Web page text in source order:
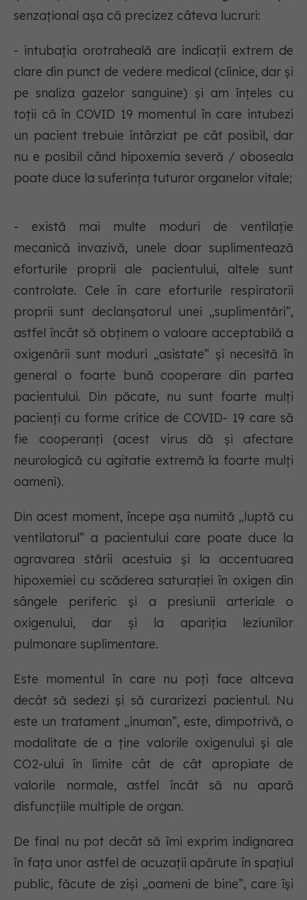
senzațional așa că precizez câteva lucruri:
- intubația orotraheală are indicații extrem de
clare din punct de vedere medical (clinice, dar și
pe snaliza gazelor sanguine) și am înțeles cu
toții că în COVID 19 momentul în care intubezi
un pacient trebuie întârziat pe cât posibil, dar
nu e posibil când hipoxemia severă / oboseala
poate duce la suferința tuturor organelor vitale;
- există mai multe moduri de ventilație
mecanică invazivă, unele doar suplimentează
eforturile proprii ale pacientului, altele sunt
controlate. Cele în care eforturile respiratorii
proprii sunt declanșatorul unei „suplimentări”,
astfel încât să obținem o valoare acceptabilă a
oxigenării sunt moduri „asistate” și necesită în
general o foarte bună cooperare din partea
pacientului. Din păcate, nu sunt foarte mulți
pacienți cu forme critice de COVID- 19 care să
fie cooperanți (acest virus dă și afectare
neurologică cu agitatie extremă la foarte mulți
oameni).
Din acest moment, începe așa numită „luptă cu
ventilatorul” a pacientului care poate duce la
agravarea stării acestuia și la accentuarea
hipoxemiei cu scăderea saturației în oxigen din
sângele periferic și a presiunii arteriale o
oxigenului, dar și la apariția leziunilor
pulmonare suplimentare.
Este momentul în care nu poți face altceva
decât să sedezi și să curarizezi pacientul. Nu
este un tratament „inuman”, este, dimpotrivă, o
modalitate de a ține valorile oxigenului și ale
CO2-ului în limite cât de cât apropiate de
valorile normale, astfel încât să nu apară
disfuncțiile multiple de organ.
De final nu pot decât să îmi exprim indignarea
în fața unor astfel de acuzații apărute în spațiul
public, făcute de ziși „oameni de bine”, care își